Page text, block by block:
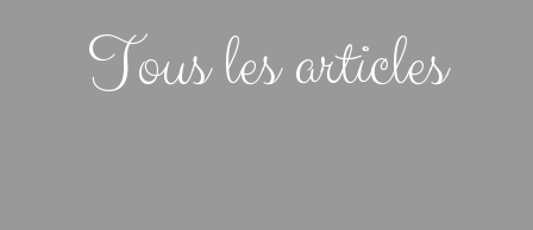
Tous les articles